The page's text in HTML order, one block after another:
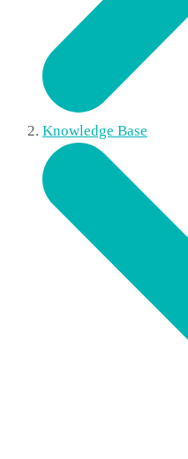
Knowledge Base